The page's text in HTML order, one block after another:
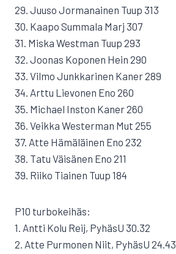
29. Juuso Jormanainen Tuup 313
30. Kaapo Summala Marj 307
31. Miska Westman Tuup 293
32. Joonas Koponen Hein 290
33. Vilmo Junkkarinen Kaner 289
34. Arttu Lievonen Eno 260
35. Michael Inston Kaner 260
36. Veikka Westerman Mut 255
37. Atte Hämäläinen Eno 232
38. Tatu Väisänen Eno 211
39. Riiko Tiainen Tuup 184
P10 turbokeihäs:
1. Antti Kolu Reij, PyhäsU 30.32
2. Atte Purmonen Niit, PyhäsU 24.43